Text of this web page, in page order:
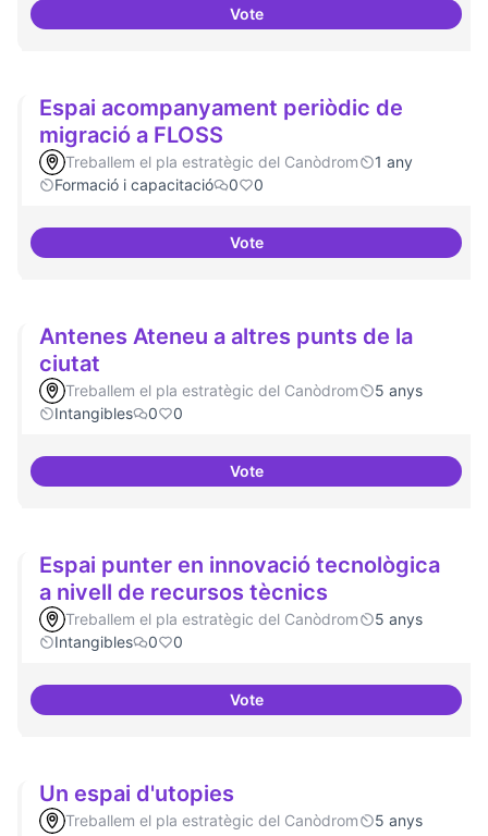
VoteFormació FLOSS a Casals de
Espai acompanyament periòdic de
migració a FLOSS
Treballem el pla estratègic del Canòdrom
1 any
Formació i capacitació
0 0
VoteEspai acompanyament periòdic
Antenes Ateneu a altres punts de la
ciutat
Treballem el pla estratègic del Canòdrom
5 anys
Intangibles
0 0
VoteAntenes Ateneu a altres punts
Espai punter en innovació tecnològica
a nivell de recursos tècnics
Treballem el pla estratègic del Canòdrom
5 anys
Intangibles
0 0
VoteEspai punter en innovació
Un espai d'utopies
Treballem el pla estratègic del Canòdrom
5 anys